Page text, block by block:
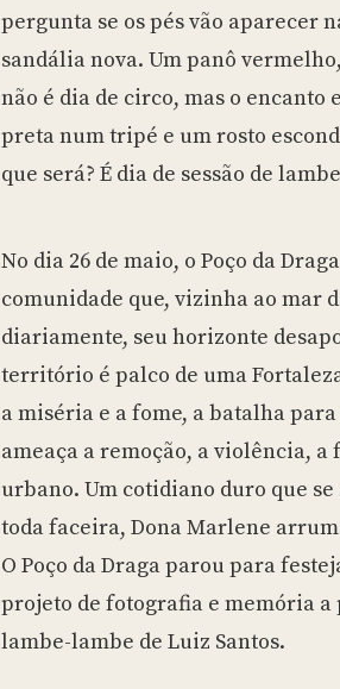
pergunta se os pés vão aparecer
sandália nova. Um panô
não é dia de circo, mas o encanto
preta num tripé e um rosto
que será? É dia de sessão de
No dia 26 de maio, o Poço da
comunidade que, vizinha ao mar
diariamente, seu horizonte
território é palco de uma
a miséria e a fome, a batalha
ameaça a remoção, a violência,
urbano. Um cotidiano duro que
toda faceira, Dona Marlene
O Poço da Draga parou para
projeto de fotografia e memória
lambe-lambe de Luiz Santos.